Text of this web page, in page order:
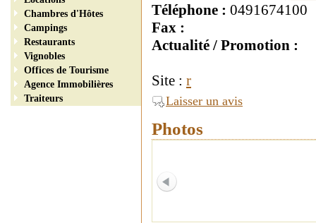
Téléphone : 0491674100
Fax :
Actualité / Promotion :
Site : r
Laisser un avis
Photos
Chambres d'Hôtes
Campings
Restaurants
Vignobles
Offices de Tourisme
Agence Immobilières
Traiteurs